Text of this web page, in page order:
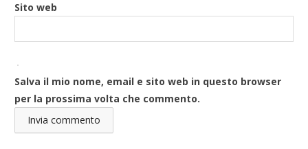
Sito web
Salva il mio nome, email e sito web in questo browser
per la prossima volta che commento.